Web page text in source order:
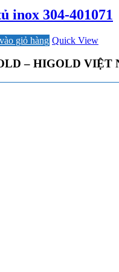
inox 304-401071
₫.
giỏ hàng Quick View
– HIGOLD VIỆT